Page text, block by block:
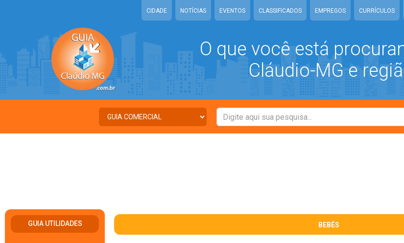
CIDADE NOTÍCIAS EVENTOS CLASSIFICADOS EMPREGOS CURRÍCULOS
O que você está
Cláudio-MG e
GUIA UTILIDADES BEBÊS